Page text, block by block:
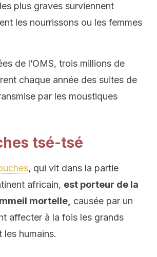
plus graves surviennent
les nourrissons ou les femmes
de l’OMS, trois millions de
chaque année des suites de
par les moustiques
tsé-tsé
, qui vit dans la partie
africain, est porteur de la
mortelle, causée par un
affecter à la fois les grands
les humains.